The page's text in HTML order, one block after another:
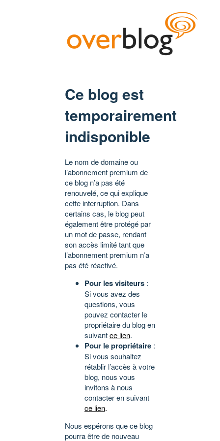
Ce blog est
temporairement
indisponible
Le nom de domaine ou
l’abonnement premium de
ce blog n’a pas été
renouvelé, ce qui explique
cette interruption. Dans
certains cas, le blog peut
également être protégé par
un mot de passe, rendant
son accès limité tant que
l’abonnement premium n’a
pas été réactivé.
Pour les visiteurs :
Si vous avez des
questions, vous
pouvez contacter le
propriétaire du blog en
suivantce lien.
Pour le propriétaire :
Si vous souhaitez
rétablir l’accès à votre
blog, nous vous
invitons à nous
contacter en suivant
ce lien.
Nous espérons que ce blog
pourra être de nouveau